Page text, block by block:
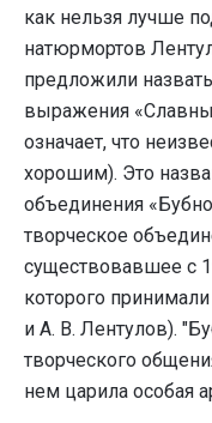
как нельзя лучше
натюрмортов
предложили
выражения
означает, что
хорошим). Это
объединения
творческое
существовавшее с
которого
и А. В. Лентулов).
творческого
нем царила особая